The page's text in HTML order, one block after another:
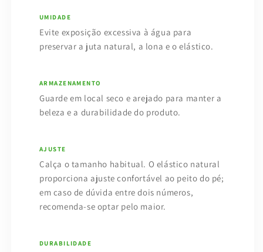
UMIDADE
Evite exposição excessiva à água para
preservar a juta natural, a lona e o elástico.
ARMAZENAMENTO
Guarde em local seco e arejado para manter a
beleza e a durabilidade do produto.
AJUSTE
Calça o tamanho habitual. O elástico natural
proporciona ajuste confortável ao peito do pé;
em caso de dúvida entre dois números,
recomenda-se optar pelo maior.
DURABILIDADE